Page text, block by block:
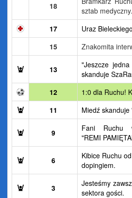
18
sztab
17
Uraz
15
Znakomita
13
"Jeszcze
skanduje
12
1:0 dla Ruchu!
11
Miedź
9
Fani Ruchu
"REMI
6
Kibice Ruchu
dopingiem.
3
Jesteśmy
sektora gości.